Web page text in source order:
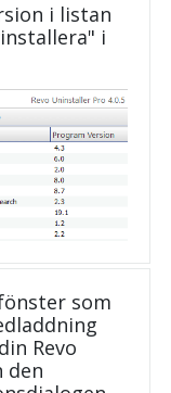
i listan
i
som
Revo
den